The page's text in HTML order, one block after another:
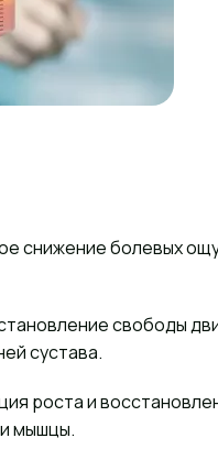
снижение болевых
свободы
сустава.
роста и
и мышцы.